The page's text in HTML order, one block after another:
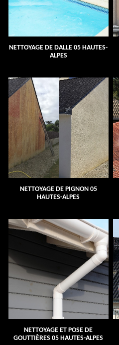
NETTOYAGE DE DALLE 05 HAUTES-
ALPES
NETTOYAGE DE PIGNON 05
HAUTES-ALPES
NETTOYAGE ET POSE DE
GOUTTIÈRES 05 HAUTES-ALPES